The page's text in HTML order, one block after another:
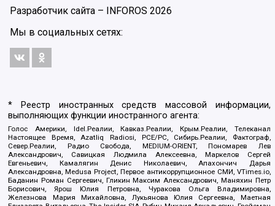
Разработчик сайта – INFOROS 2026
Мы в социальных сетях:
* Реестр иностранных средств массовой информации,
выполняющих функции иностранного агента:
Голос Америки, Idel.Реалии, Кавказ.Реалии, Крым.Реалии, Телеканал
Настоящее Время, Azatliq Radiosi, PCE/PC, Сибирь.Реалии, Фактограф,
Север.Реалии, Радио Свобода, MEDIUM-ORIENT, Пономарев Лев
Александрович, Савицкая Людмила Алексеевна, Маркелов Сергей
Евгеньевич, Камалягин Денис Николаевич, Апахончич Дарья
Александровна, Medusa Project, Первое антикоррупционное СМИ, VTimes.io,
Баданин Роман Сергеевич, Гликин Максим Александрович, Маняхин Петр
Борисович, Ярош Юлия Петровна, Чуракова Ольга Владимировна,
Железнова Мария Михайловна, Лукьянова Юлия Сергеевна, Маетная